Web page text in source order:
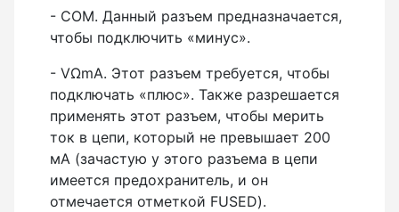
- COM. Данный разъем предназначается,
чтобы подключить «минус».
- VΩmA. Этот разъем требуется, чтобы
подключать «плюс». Также разрешается
применять этот разъем, чтобы мерить
ток в цепи, который не превышает 200
мА (зачастую у этого разъема в цепи
имеется предохранитель, и он
отмечается отметкой FUSED).